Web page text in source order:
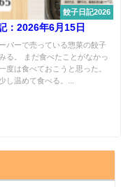
餃子日記2026
：2026年6月15日
パーで売っている惣菜の餃子
る。 まだ食べたことがなかっ
度は食べておこうと思った。
し温めて食べる。...